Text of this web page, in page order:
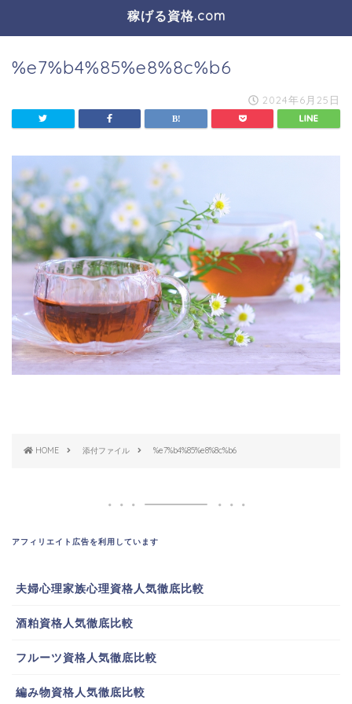
稼げる資格.com
%e7%b4%85%e8%8c%b6
2024年6月25日
HOME 添付ファイル %e7%b4%85%e8%8c%b6
アフィリエイト広告を利用しています
夫婦心理家族心理資格人気徹底比較
酒粕資格人気徹底比較
フルーツ資格人気徹底比較
編み物資格人気徹底比較